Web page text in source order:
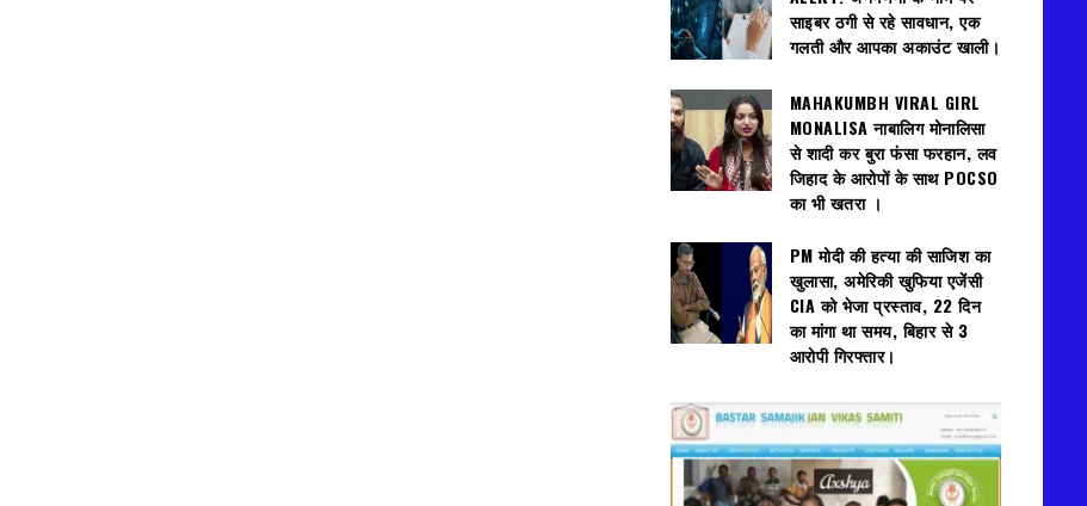
साइबर ठगी से रहे सावधान, एक
गलती और आपका अकाउंट खाली।
MAHAKUMBH VIRAL GIRL
MONALISA नाबालिग मोनालिसा
से शादी कर बुरा फंसा फरहान, लव
जिहाद के आरोपों के साथ POCSO
का भी खतरा ।
PM मोदी की हत्या की साजिश का
खुलासा, अमेरिकी खुफिया एजेंसी
CIA को भेजा प्रस्ताव, 22 दिन
का मांगा था समय, बिहार से 3
आरोपी गिरफ्तार।